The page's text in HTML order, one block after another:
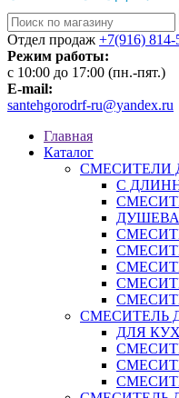
Отдел продаж +7(916) 814-
Режим работы:
c 10:00 до 17:00 (пн.-пят.)
E-mail:
santehgorodrf-ru@yandex.ru
Главная
Каталог
СМЕСИТЕЛИ
С
СМЕСИТЕЛЬ
ДЛЯ